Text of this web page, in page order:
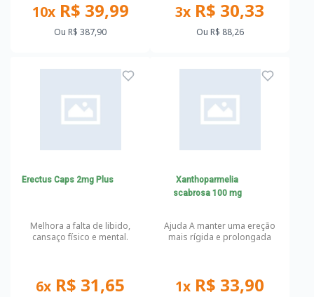
10xR$ 39,99
Ou R$ 387,90
3x R$ 30,33
Ou R$ 88,26
Erectus Caps 2mg Plus
Melhora a falta de libido,
cansaço físico e mental.
6x R$ 31,65
Xanthoparmelia
scabrosa 100 mg
Ajuda A manter uma ereção
mais rígida e prolongada
1x R$ 33,90